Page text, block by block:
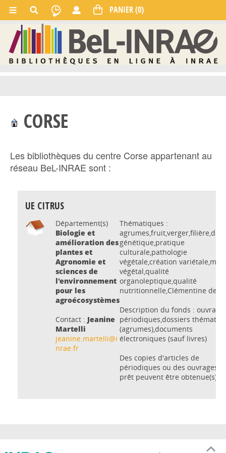
CORSE
Les bibliothèques du centre Corse appartenant au
réseau BeL-INRAE sont :
UE CITRUS
Département(s)
Biologie et
amélioration des
plantes et
Agronomie et
sciences de
l'environnement
pour les
agroécosystèmes
Contact : Jeanine
Martelli
jeanine.martelli@i
nrae.fr
Thématiques :
génétique,pratique
culturale,pathologie
végétale,création
végétal,qualité
organoleptique,qualité
nutritionnelle,Clémentine de
Description du fonds :
périodiques,dossiers
(agrumes),documents
électroniques (sauf livres)
Des copies d'articles de
périodiques ou des ouvrages
prêt peuvent être obtenue(s).